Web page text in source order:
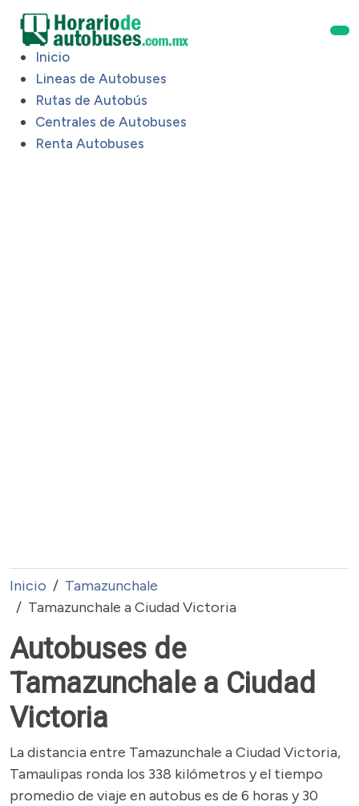
Inicio
Lineas de Autobuses
Rutas de Autobús
Centrales de Autobuses
Renta Autobuses
Inicio
Tamazunchale
Tamazunchale a Ciudad Victoria
Autobuses de
Tamazunchale a Ciudad
Victoria
La distancia entre Tamazunchale a Ciudad Victoria,
Tamaulipas ronda los 338 kilómetros y el tiempo
promedio de viaje en autobus es de 6 horas y 30